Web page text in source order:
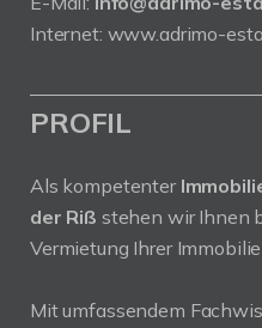
Internet: www.adrimo-
PROFIL
Als kompetenter
der Riß stehen wir Ihnen
Vermietung Ihrer
Mit umfassendem